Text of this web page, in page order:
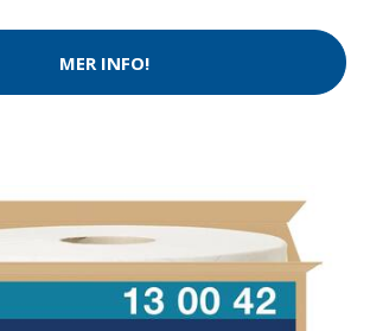
MER INFO!